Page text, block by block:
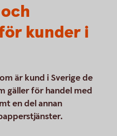
kunder i
är kund i Sverige de
gäller för handel med
en del annan